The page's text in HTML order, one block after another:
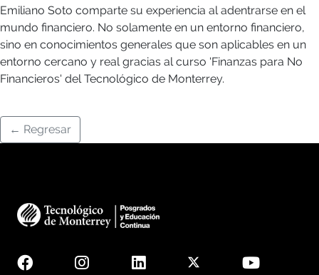
Emiliano Soto comparte su experiencia al adentrarse en el
mundo financiero. No solamente en un entorno financiero,
sino en conocimientos generales que son aplicables en un
entorno cercano y real gracias al curso 'Finanzas para No
Financieros' del Tecnológico de Monterrey.
← Regresar